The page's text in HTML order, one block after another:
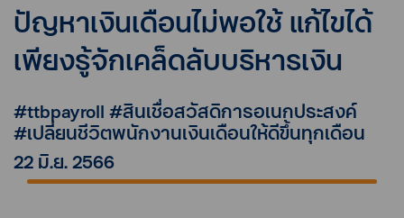
ปัญหาเงินเดือนไม่พอใช้ แก้ไขได้
เพียงรู้จักเคล็ดลับบริหารเงิน
#ttbpayroll #สินเชื่อสวัสดิการอเนกประสงค์
#เปลี่ยนชีวิตพนักงานเงินเดือนให้ดีขึ้นทุกเดือน
22 มิ.ย. 2566